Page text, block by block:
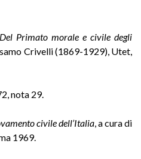
Del Primato morale e civile degli
Crivelli (1869-1929), Utet,
nota 29.
civile dell’Italia, a cura di
1969.